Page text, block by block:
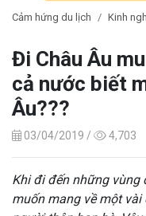
Cảm hứng du lịch Kinh
Đi Châu Âu
cả nước biết
Âu???
03/04/2019 / 4,703
Khi đi đến những vùng
muốn mang về một